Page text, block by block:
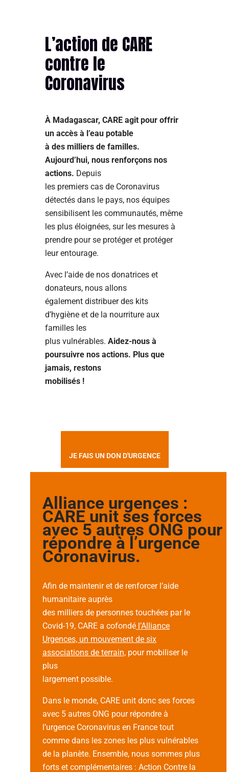
L’action de CARE
contre le
Coronavirus
À Madagascar, CARE agit pour offrir
un accès à l’eau potable
à des milliers de familles.
Aujourd’hui, nous renforçons nos
actions. Depuis
les premiers cas de Coronavirus
détectés dans le pays, nos équipes
sensibilisent les communautés, même
les plus éloignées, sur les mesures à
prendre pour se protéger et protéger
leur entourage.
Avec l’aide de nos donatrices et
donateurs, nous allons
également distribuer des kits
d’hygiène et de la nourriture aux
familles les
plus vulnérables. Aidez-nous à
poursuivre nos actions. Plus que
jamais, restons
mobilisés !
JE FAIS UN DON D'URGENCE
Alliance urgences :
CARE unit ses forces
avec 5 autres ONG pour
répondre à l’urgence
Coronavirus.
Afin de maintenir et de renforcer l’aide
humanitaire auprès
des milliers de personnes touchées par le
Covid-19, CARE a cofondél’Alliance
Urgences, un mouvement de six
associations de terrain,pour mobiliser le
plus
largement possible.
Dans le monde, CARE unit donc ses forces
avec 5 autres ONG pour répondre à
l’urgence Coronavirus en France tout
comme dans les zones les plus vulnérables
de la planète. Ensemble, nous sommes plus
forts et complémentaires : Action Contre la